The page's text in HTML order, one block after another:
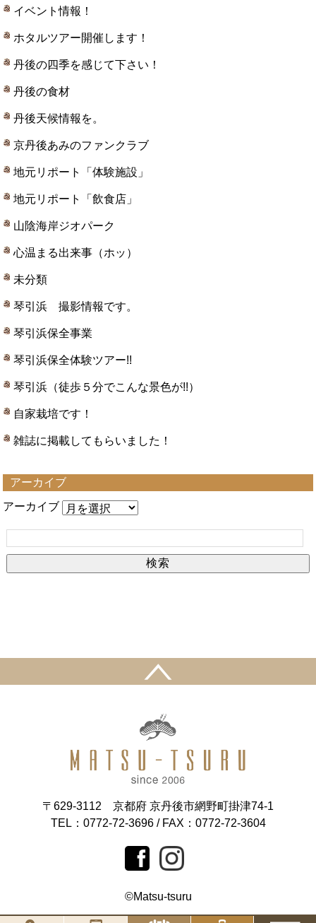
イベント情報！
ホタルツアー開催します！
丹後の四季を感じて下さい！
丹後の食材
丹後天候情報を。
京丹後あみのファンクラブ
地元リポート「体験施設」
地元リポート「飲食店」
山陰海岸ジオパーク
心温まる出来事（ホッ）
未分類
琴引浜 撮影情報です。
琴引浜保全事業
琴引浜保全体験ツアー!!
琴引浜（徒歩５分でこんな景色が!!）
自家栽培です！
雑誌に掲載してもらいました！
アーカイブ
アーカイブ
〒629-3112 京都府 京丹後市網野町掛津74-1
TEL：0772-72-3696/ FAX：0772-72-3604
©Matsu-tsuru